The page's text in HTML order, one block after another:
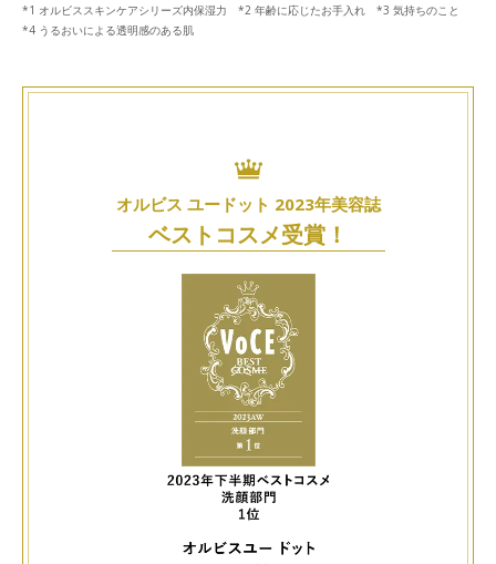
*1 オルビススキンケアシリーズ内保湿力 *2 年齢に応じたお手入れ *3 気持ちのこと
*4 うるおいによる透明感のある肌
オルビス ユードット 2023年美容誌
ベストコスメ受賞！